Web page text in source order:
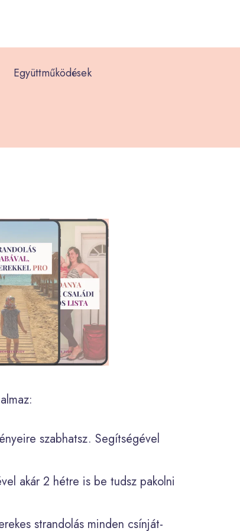
Együttműködések
szabhatsz. Segítségével
akár 2 hétre is be tudsz pakolni
strandolás minden csínját-